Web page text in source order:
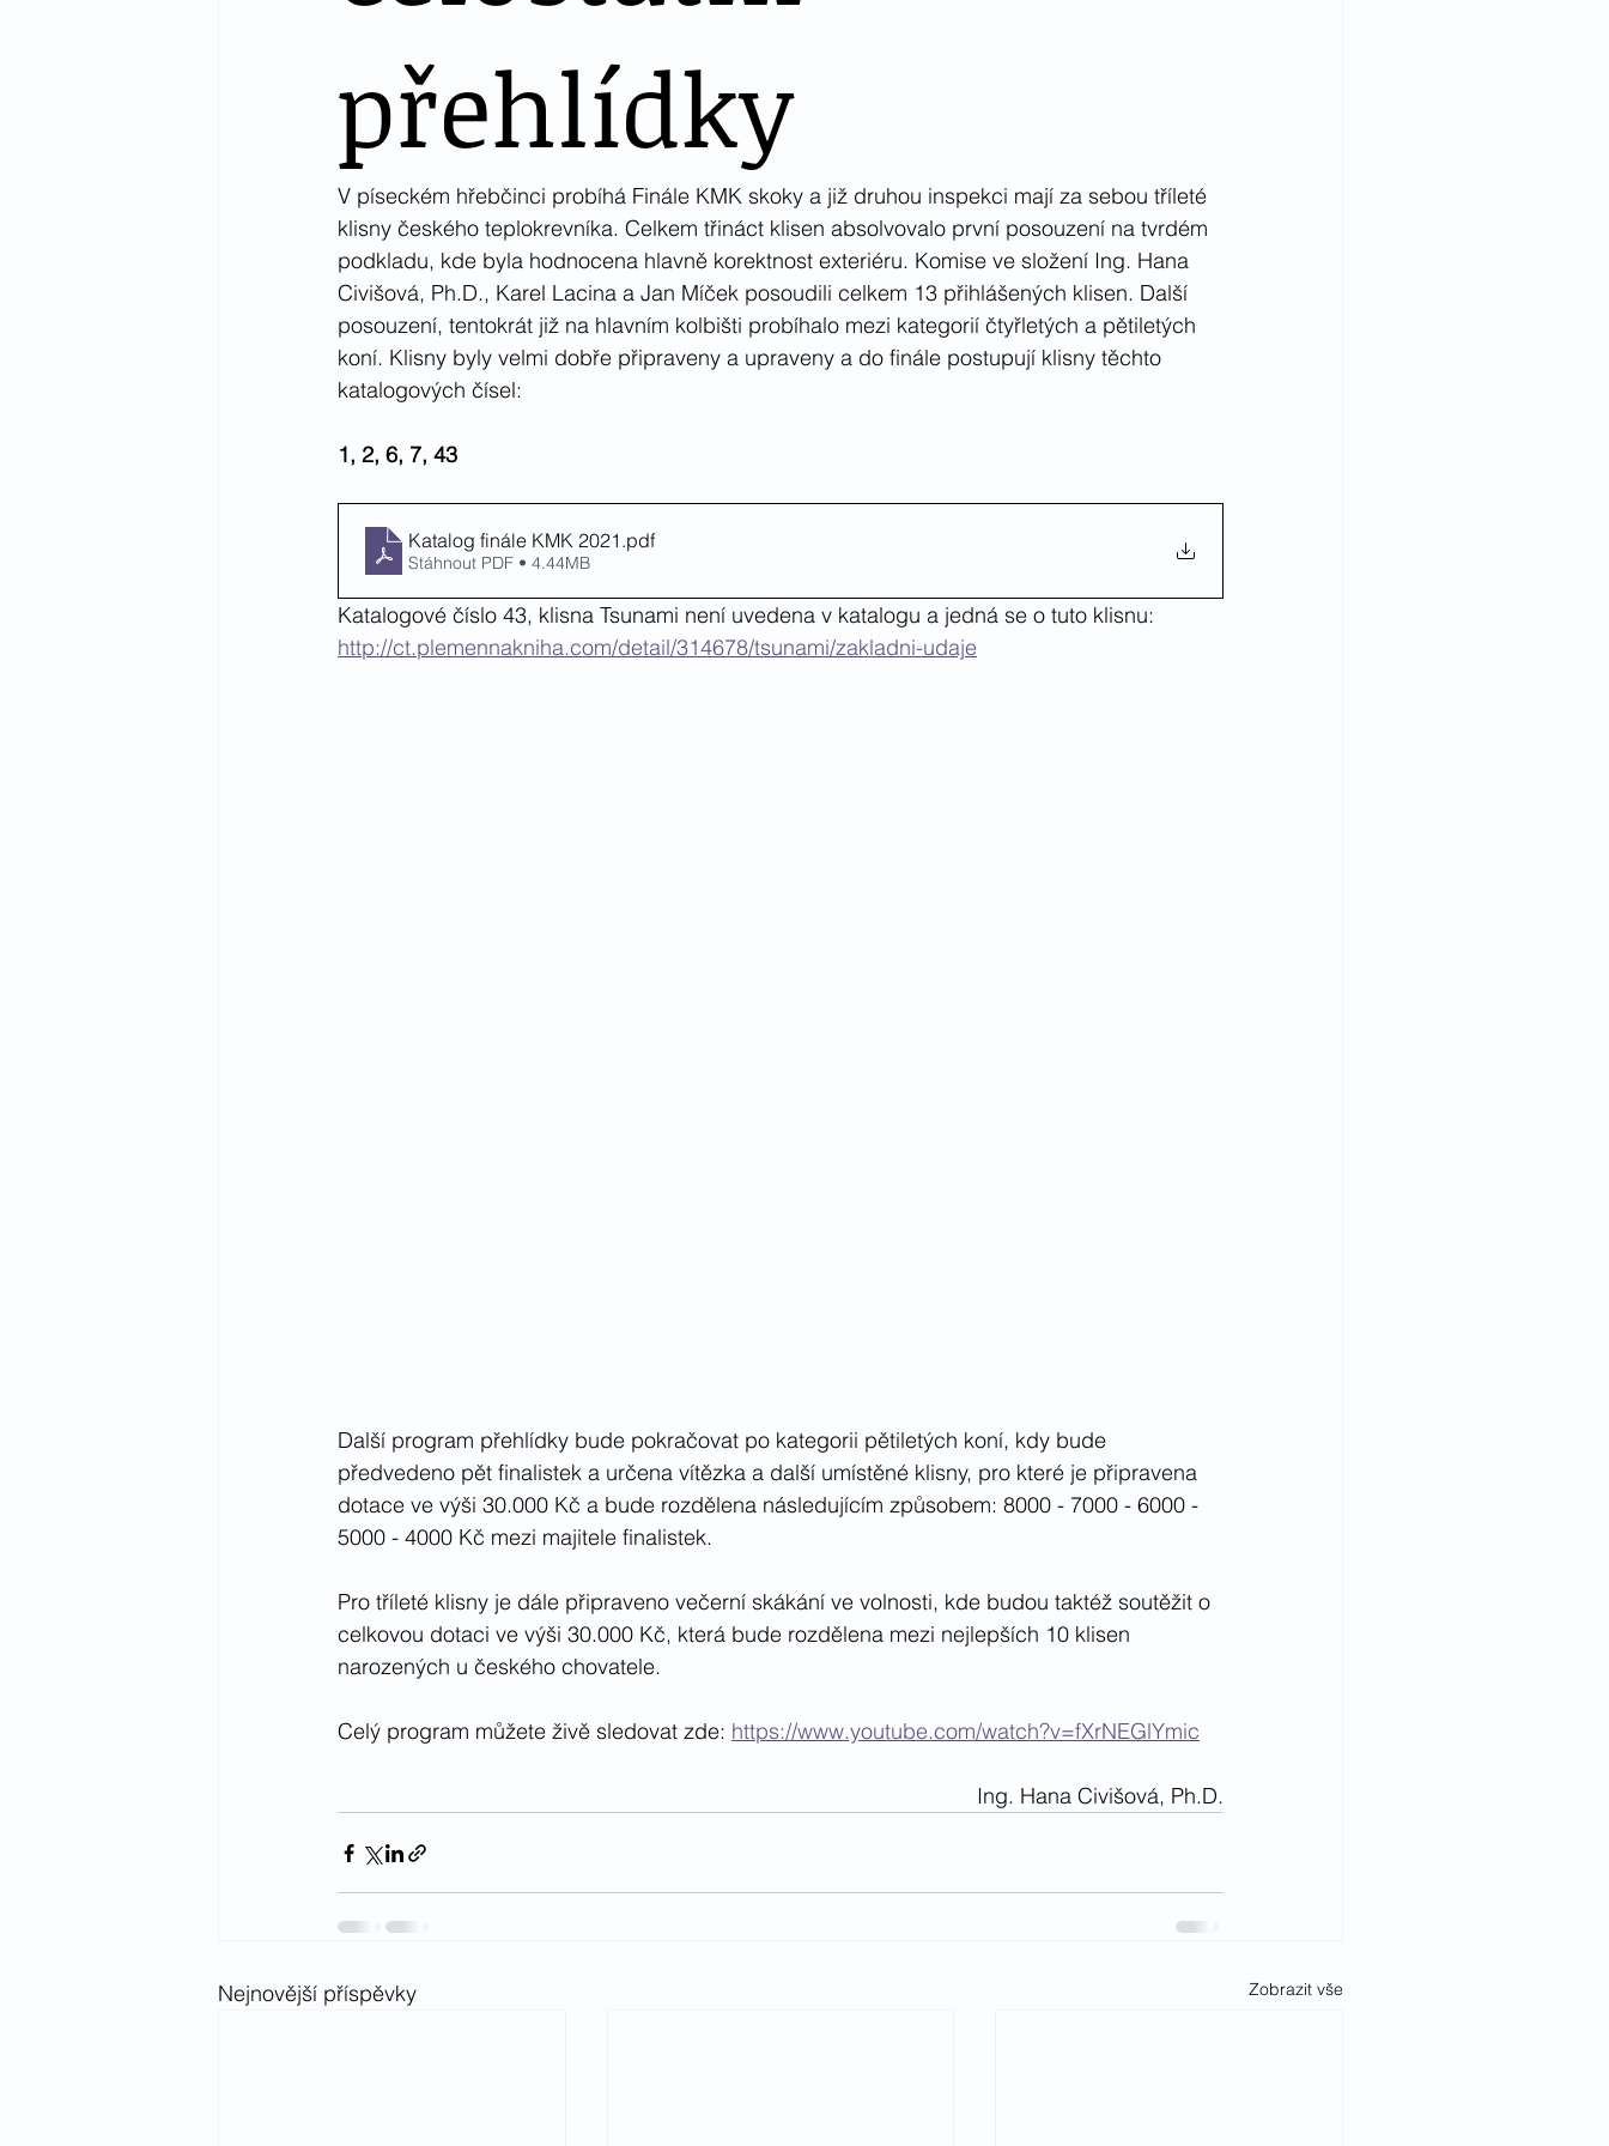
přehlídky
V píseckém hřebčinci probíhá Finále KMK skoky a již druhou inspekci mají za sebou tříleté
klisny českého teplokrevníka. Celkem třináct klisen absolvovalo první posouzení na tvrdém
podkladu, kde byla hodnocena hlavně korektnost exteriéru. Komise ve složení Ing. Hana
Civišová, Ph.D., Karel Lacina a Jan Míček posoudili celkem 13 přihlášených klisen. Další
posouzení, tentokrát již na hlavním kolbišti probíhalo mezi kategorií čtyřletých a pětiletých
koní. Klisny byly velmi dobře připraveny a upraveny a do finále postupují klisny těchto
katalogových čísel:
1, 2, 6, 7, 43
Katalog finále KMK 2021 .pdf
Stáhnout PDF • 4.44MB
Katalogové číslo 43, klisna Tsunami není uvedena v katalogu a jedná se o tuto klisnu:
http://ct.plemennakniha.com/detail/314678/tsunami/zakladni-udaje
Další program přehlídky bude pokračovat po kategorii pětiletých koní, kdy bude
předvedeno pět finalistek a určena vítězka a další umístěné klisny, pro které je připravena
dotace ve výši 30.000 Kč a bude rozdělena následujícím způsobem: 8000 - 7000 - 6000 -
5000 - 4000 Kč mezi majitele finalistek.
Pro tříleté klisny je dále připraveno večerní skákání ve volnosti, kde budou taktéž soutěžit o
celkovou dotaci ve výši 30.000 Kč, která bude rozdělena mezi nejlepších 10 klisen
narozených u českého chovatele.
Celý program můžete živě sledovat zde: https://www.youtube.com/watch?v=fXrNEGlYmic
Ing. Hana Civišová, Ph.D.
Nejnovější příspěvky Zobrazit vše